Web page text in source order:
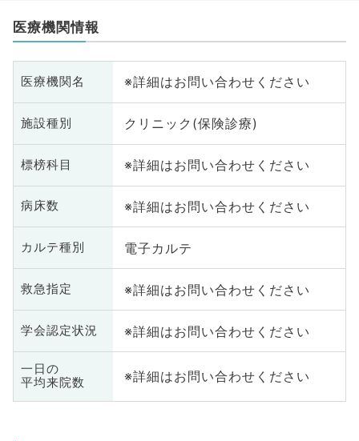
医療機関情報
医療機関名 ※詳細はお問い合わせください
施設種別 クリニック(保険診療)
標榜科目 ※詳細はお問い合わせください
病床数 ※詳細はお問い合わせください
カルテ種別 電子カルテ
救急指定 ※詳細はお問い合わせください
学会認定状況 ※詳細はお問い合わせください
一日の
平均来院数
※詳細はお問い合わせください